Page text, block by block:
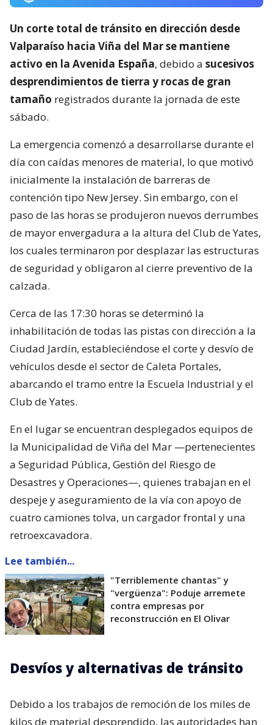
Un corte total de tránsito en dirección desde
Valparaíso hacia Viña del Mar se mantiene
activo en la Avenida España, debido a sucesivos
desprendimientos de tierra y rocas de gran
tamaño registrados durante la jornada de este
sábado.
La emergencia comenzó a desarrollarse durante el
día con caídas menores de material, lo que motivó
inicialmente la instalación de barreras de
contención tipo New Jersey. Sin embargo, con el
paso de las horas se produjeron nuevos derrumbes
de mayor envergadura a la altura del Club de Yates,
los cuales terminaron por desplazar las estructuras
de seguridad y obligaron al cierre preventivo de la
calzada.
Cerca de las 17:30 horas se determinó la
inhabilitación de todas las pistas con dirección a la
Ciudad Jardín, estableciéndose el corte y desvío de
vehículos desde el sector de Caleta Portales,
abarcando el tramo entre la Escuela Industrial y el
Club de Yates.
En el lugar se encuentran desplegados equipos de
la Municipalidad de Viña del Mar —pertenecientes
a Seguridad Pública, Gestión del Riesgo de
Desastres y Operaciones—, quienes trabajan en el
despeje y aseguramiento de la vía con apoyo de
cuatro camiones tolva, un cargador frontal y una
retroexcavadora.
Lee también...
"Terriblemente chantas" y
"vergüenza": Poduje arremete
contra empresas por
reconstrucción en El Olivar
Desvíos y alternativas de tránsito
Debido a los trabajos de remoción de los miles de
kilos de material desprendido, las autoridades han